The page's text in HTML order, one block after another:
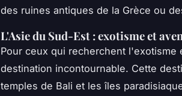
des ruines antiques de la Grèce ou
L'Asie du Sud-Est : exotisme et
Pour ceux qui recherchent
destination incontournable. Cette
temples de Bali et les îles